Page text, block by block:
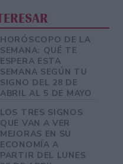
HORÓSCOPO DE LA
SEMANA: QUÉ TE
ESPERA ESTA
SEMANA SEGÚN TU
SIGNO DEL 28 DE
ABRIL AL 5 DE MAYO
LOS TRES SIGNOS
QUE VAN A VER
MEJORAS EN SU
ECONOMÍA A
PARTIR DEL LUNES